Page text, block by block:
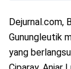
Dejurnal.com,
Gunungleutik
yang